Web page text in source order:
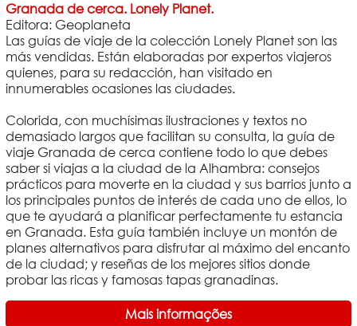
Granada de cerca. Lonely Planet.
Editora: Geoplaneta
Las guías de viaje de la colección Lonely Planet son las
más vendidas. Están elaboradas por expertos viajeros
quienes, para su redacción, han visitado en
innumerables ocasiones las ciudades.
Colorida, con muchísimas ilustraciones y textos no
demasiado largos que facilitan su consulta, la guía de
viaje Granada de cerca contiene todo lo que debes
saber si viajas a la ciudad de la Alhambra: consejos
prácticos para moverte en la ciudad y sus barrios junto a
los principales puntos de interés de cada uno de ellos, lo
que te ayudará a planificar perfectamente tu estancia
en Granada. Esta guía también incluye un montón de
planes alternativos para disfrutar al máximo del encanto
de la ciudad; y reseñas de los mejores sitios donde
probar las ricas y famosas tapas granadinas.
Mais informações